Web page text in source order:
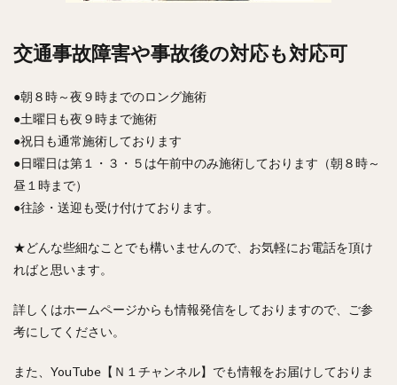
交通事故障害や事故後の対応も対応可
●朝８時～夜９時までのロング施術
●土曜日も夜９時まで施術
●祝日も通常施術しております
●日曜日は第１・３・５は午前中のみ施術しております（朝８時～
昼１時まで）
●往診・送迎も受け付けております。
★どんな些細なことでも構いませんので、お気軽にお電話を頂け
ればと思います。
詳しくはホームページからも情報発信をしておりますので、ご参
考にしてください。
また、YouTube【Ｎ１チャンネル】でも情報をお届けしておりま